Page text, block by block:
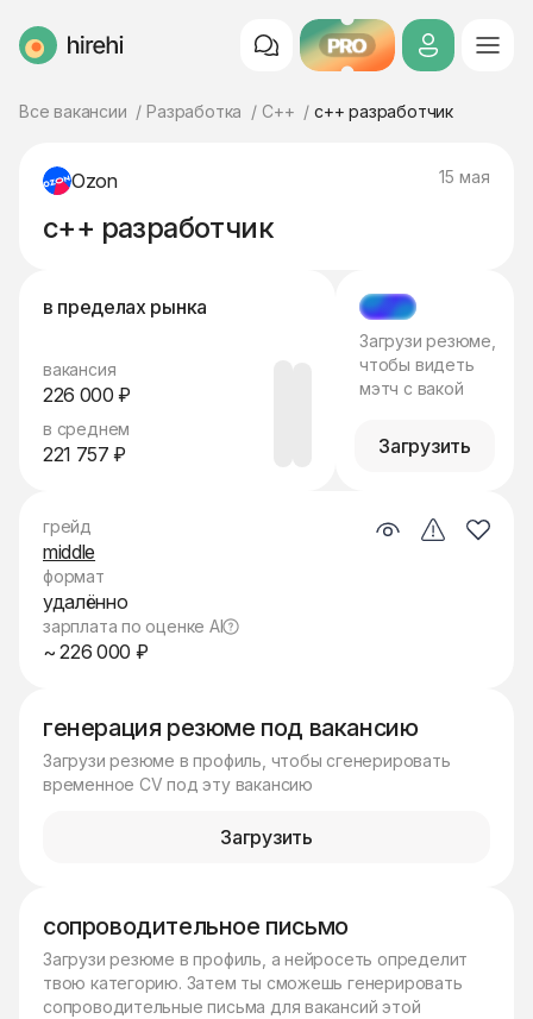
HireHi PRO
Все вакансии Разработка C++ c++ разработчик
Ozon 15 мая
c++ разработчик
в пределах рынка
вакансия
226 000 ₽
в среднем
221 757 ₽
МЭТЧ
Загрузи резюме,
чтобы видеть
мэтч с вакой
Загрузить
генерация резюме под вакансию
Загрузи резюме в профиль, чтобы сгенерировать
временное CV под эту вакансию
Загрузить
сопроводительное письмо
Загрузи резюме в профиль, а нейросеть определит
твою категорию. Затем ты сможешь генерировать
сопроводительные письма для вакансий этой
грейд
middle
формат
удалённо
зарплата по оценке AI
~ 226 000 ₽